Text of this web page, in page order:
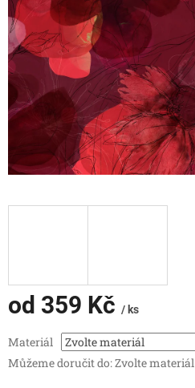
od 359 Kč / ks
cena:
Materiál
Můžeme doručit do:Zvolte materiál